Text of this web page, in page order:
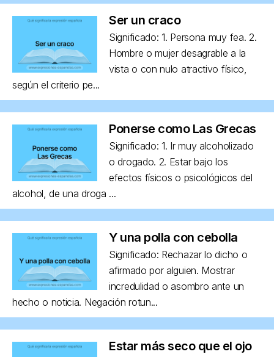
Ser un craco
Significado: 1. Persona muy fea. 2.
Hombre o mujer desagrable a la
vista o con nulo atractivo físico,
según el criterio pe...
Ponerse como Las Grecas
Significado: 1. Ir muy alcoholizado
o drogado. 2. Estar bajo los
efectos físicos o psicológicos del
alcohol, de una droga ...
Y una polla con cebolla
Significado: Rechazar lo dicho o
afirmado por alguien. Mostrar
incredulidad o asombro ante un
hecho o noticia. Negación rotun...
Estar más seco que el ojo